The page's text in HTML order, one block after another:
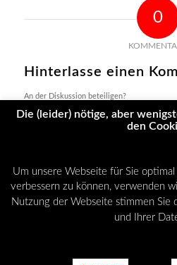
0
Hinterlasse einen
An der Diskussion beteiligen?
Hinterlasse uns deinen Kommentar!
© Copyright - NO-SPEED-LIMIT - Enfold
Datenschutzerklärung Cookies
Die (leider) nötige, aber
den
Um unsere Webseite für Sie
verbessern zu können, verwenden
Nutzung der Webseite stimmen Sie
und Ihrer